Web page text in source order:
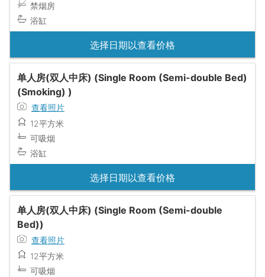
禁烟房
浴缸
选择日期以查看价格
单人房(双人中床) (Single Room (Semi-double Bed)
(Smoking) )
查看照片
12平方米
可吸烟
浴缸
选择日期以查看价格
单人房(双人中床) (Single Room (Semi-double
Bed))
查看照片
12平方米
可吸烟